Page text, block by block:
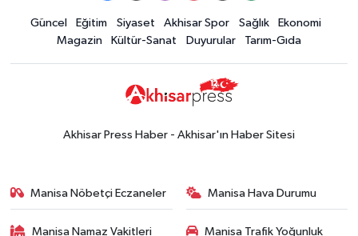
15:02Akhisar'da sıcak hava etkisini
sürdürüyor! İşte 5 günlük hava
durumu
Güncel
14:53
Güncel Eğitim Siyaset Akhisar Spor Sağlık
Ekonomi
Magazin
Kültür-Sanat Duyurular Tarım-Gıda
Akhisar Press Haber - Akhisar'ın Haber Sitesi
Manisa Nöbetçi Eczaneler Manisa Hava Durumu
Manisa Namaz Vakitleri Manisa Trafik Yoğunluk